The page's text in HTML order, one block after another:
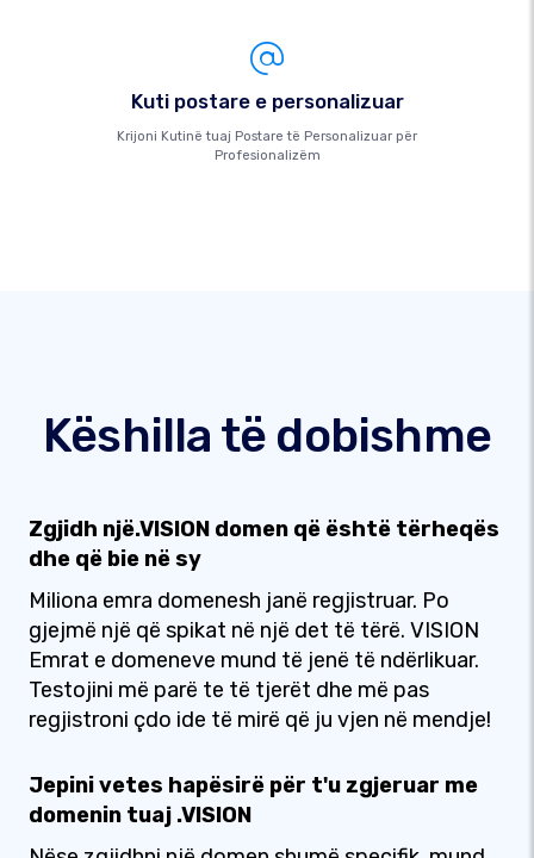
Kuti postare e personalizuar
Krijoni Kutinë tuaj Postare të Personalizuar për
Profesionalizëm
Këshilla të dobishme
Zgjidh një.VISION domen që është tërheqës
dhe që bie në sy
Miliona emra domenesh janë regjistruar. Po
gjejmë një që spikat në një det të tërë. VISION
Emrat e domeneve mund të jenë të ndërlikuar.
Testojini më parë te të tjerët dhe më pas
regjistroni çdo ide të mirë që ju vjen në mendje!
Jepini vetes hapësirë për t'u zgjeruar me
domenin tuaj .VISION